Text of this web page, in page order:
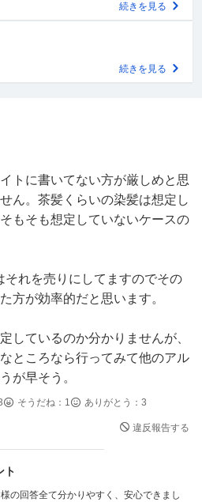
続きを見る
続きを見る
トに書いてない方が厳しめと思
ん。茶髪くらいの染髪は想定し
もそも想定していないケースの
それを売りにしてますのでその
方が効率的だと思います。
しているのか分かりませんが、
ところなら行ってみて他のアル
が早そう。
そうだね： 1 ありがとう： 3
違反報告する
ト
の回答全て分かりやすく、安心できまし